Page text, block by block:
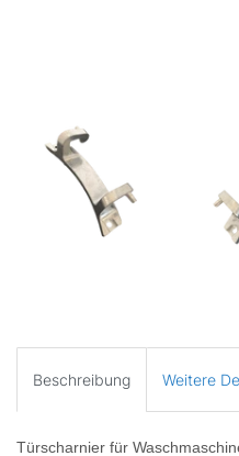
Beschreibung Weitere
Türscharnier für